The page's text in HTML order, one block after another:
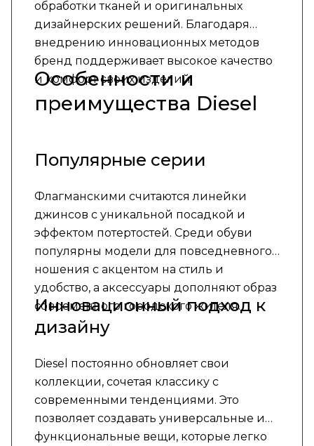
обработки тканей и оригинальных
дизайнерских решений. Благодаря
внедрению инновационных методов
бренд поддерживает высокое качество
и комфорт своих изделий.
Особенности и
преимущества Diesel
Популярные серии
Флагманскими считаются линейки
джинсов с уникальной посадкой и
эффектом потертостей. Среди обуви
популярны модели для повседневного
ношения с акцентом на стиль и
удобство, а аксессуары дополняют образ
современного городского жителя.
Инновационный подход к
дизайну
Diesel постоянно обновляет свои
коллекции, сочетая классику с
современными тенденциями. Это
позволяет создавать универсальные и
функциональные вещи, которые легко